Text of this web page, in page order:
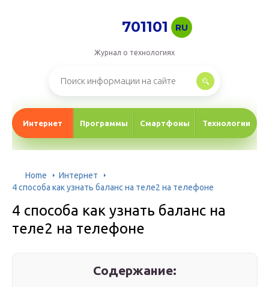
701101 RU
Журнал о технологиях
Интернет Программы Смартфоны Технологии
Home
Интернет
4 способа как узнать баланс на теле2 на телефоне
4 способа как узнать баланс на
теле2 на телефоне
Содержание: